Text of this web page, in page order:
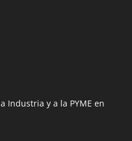
Industria y a la PYME en